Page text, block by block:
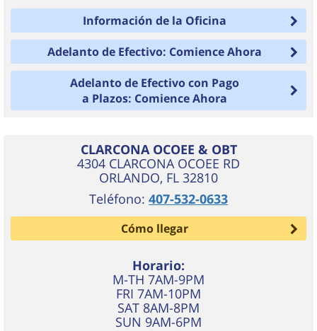
Información de la Oficina
Adelanto de Efectivo: Comience Ahora
Adelanto de Efectivo con Pago
a Plazos: Comience Ahora
CLARCONA OCOEE & OBT
4304 CLARCONA OCOEE RD
ORLANDO, FL 32810
Teléfono: 407-532-0633
Cómo llegar
Horario:
M-TH 7AM-9PM
FRI 7AM-10PM
SAT 8AM-8PM
SUN 9AM-6PM